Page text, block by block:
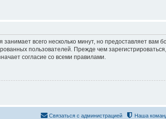
всего несколько минут, но предоставляет
пользователей. Прежде чем
согласие со всеми правилами.
Наша
Связаться с администрацией